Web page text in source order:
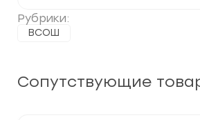
Рубрики:
ВСОШ
Сопутствующие